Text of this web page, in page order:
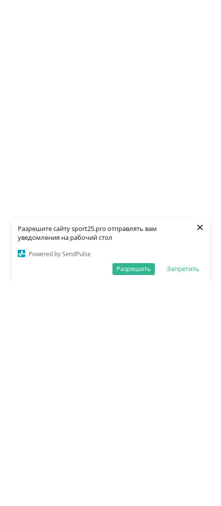
Разрешите сайту sport25.pro отправлять вам
уведомления на рабочий стол
Powered by SendPulse
Запретить
Разрешить
×